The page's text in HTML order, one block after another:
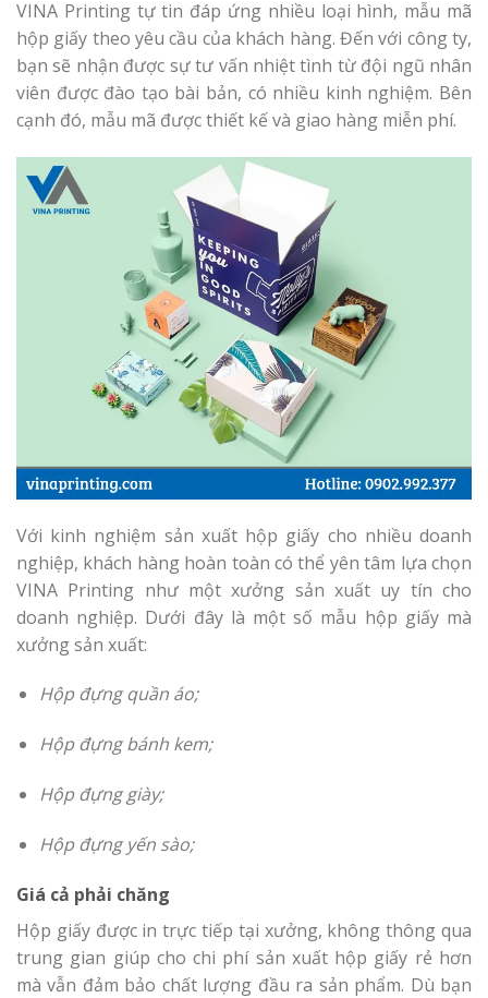
VINA Printing tự tin đáp ứng nhiều loại hình, mẫu mã
hộp giấy theo yêu cầu của khách hàng. Đến với công ty,
bạn sẽ nhận được sự tư vấn nhiệt tình từ đội ngũ nhân
viên được đào tạo bài bản, có nhiều kinh nghiệm. Bên
cạnh đó, mẫu mã được thiết kế và giao hàng miễn phí.
Với kinh nghiệm sản xuất hộp giấy cho nhiều doanh
nghiệp, khách hàng hoàn toàn có thể yên tâm lựa chọn
VINA Printing như một xưởng sản xuất uy tín cho
doanh nghiệp. Dưới đây là một số mẫu hộp giấy mà
xưởng sản xuất:
Hộp đựng quần áo;
Hộp đựng bánh kem;
Hộp đựng giày;
Hộp đựng yến sào;
Giá cả phải chăng
Hộp giấy được in trực tiếp tại xưởng, không thông qua
trung gian giúp cho chi phí sản xuất hộp giấy rẻ hơn
mà vẫn đảm bảo chất lượng đầu ra sản phẩm. Dù bạn